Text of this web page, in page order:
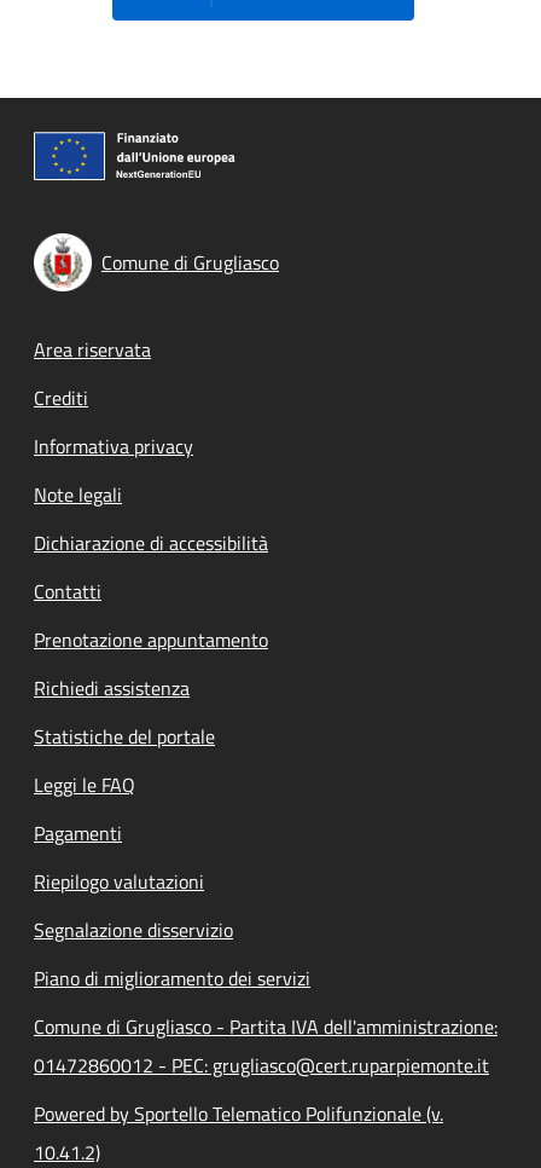
Comune di Grugliasco
Footer menu
Area riservata
Crediti
Informativa privacy
Note legali
Dichiarazione di accessibilità
Contatti
Prenotazione appuntamento
Richiedi assistenza
Statistiche del portale
Leggi le FAQ
Pagamenti
Riepilogo valutazioni
Segnalazione disservizio
Piano di miglioramento dei servizi
Comune di Grugliasco - Partita IVA dell'amministrazione:
01472860012 - PEC: grugliasco@cert.ruparpiemonte.it
Powered by Sportello Telematico Polifunzionale (v.
10.41.2)